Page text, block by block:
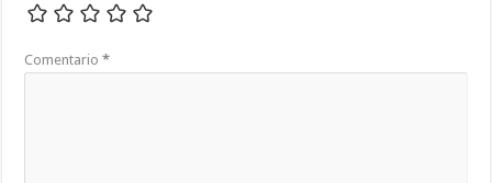
Comentario*